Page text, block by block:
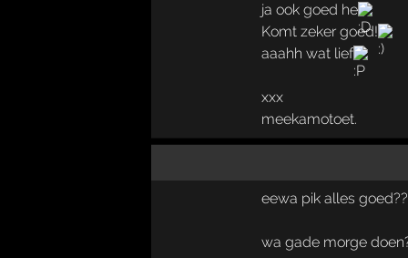
ja ook goed he
Komt zeker goed!
aaahh wat lief
xxx
meekamotoet.
eewa pik alles goed??
wa gade morge